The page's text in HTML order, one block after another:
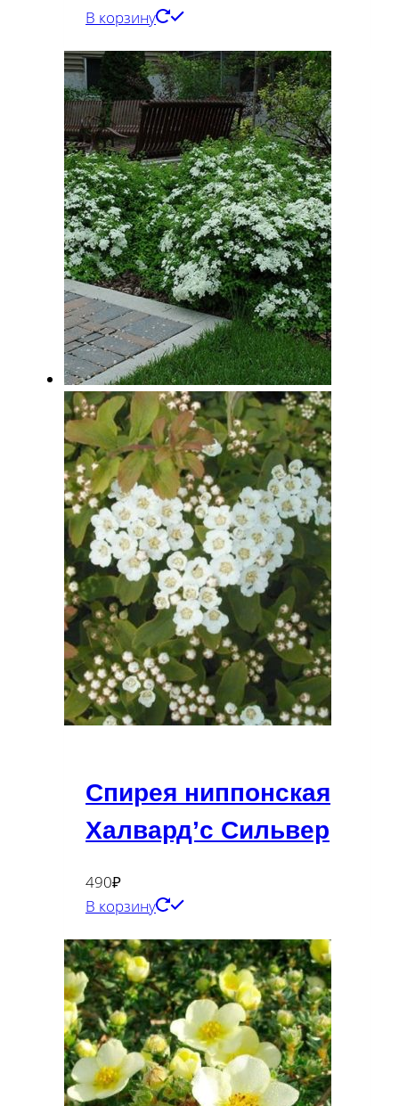
В корзину
Спирея ниппонская
Халвард’с Сильвер
490₽
В корзину